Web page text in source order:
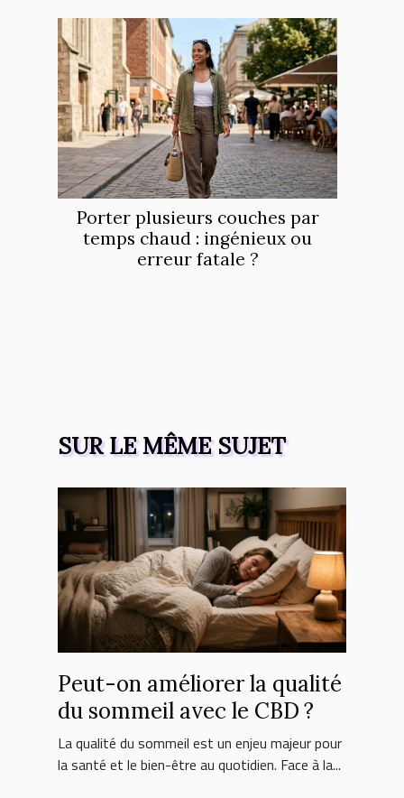
Porter plusieurs couches par
temps chaud : ingénieux ou
erreur fatale ?
SUR LE MÊME SUJET
Peut-on améliorer la qualité
du sommeil avec le CBD ?
La qualité du sommeil est un enjeu majeur pour
la santé et le bien-être au quotidien. Face à la...